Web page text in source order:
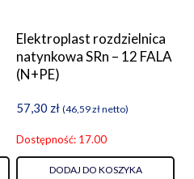
Elektroplast rozdzielnica
natynkowa SRn – 12 FALA
(N+PE)
57,30 zł (46,59złnetto)
Dostępność: 17.00
DODAJ DO KOSZYKA